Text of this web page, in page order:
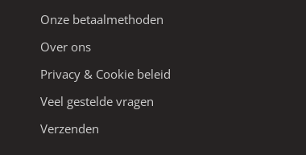
Onze betaalmethoden
Over ons
Privacy & Cookie beleid
Veel gestelde vragen
Verzenden